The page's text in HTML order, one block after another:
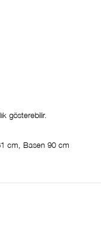
gösterebilir.
cm, Basen 90 cm